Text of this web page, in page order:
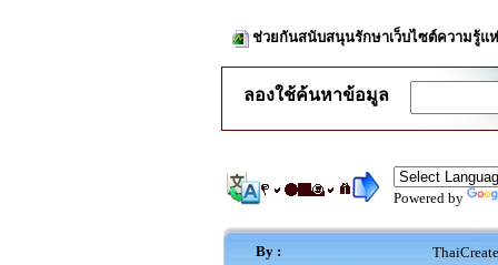
ช่วยกันสนับสนุนรักษาเว็บไซต์ความรู้แ
ลองใช้ค้นหาข้อมูล
Powered by
By :